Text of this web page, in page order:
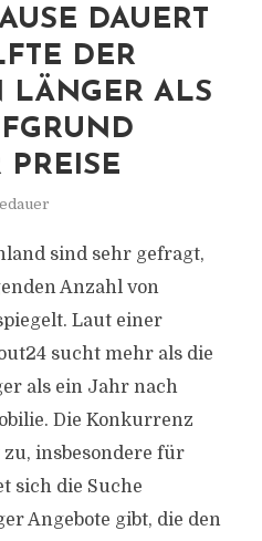
DAUERT
DER
LÄNGER ALS
PREISE
sind sehr gefragt,
Anzahl von
Laut einer
sucht mehr als die
als ein Jahr nach
Die Konkurrenz
insbesondere für
sich die Suche
Angebote gibt, die den